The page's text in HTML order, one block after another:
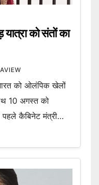
को संतों का
को ओलंपिक खेलों
10 अगस्त को
पहले कैबिनेट मंत्री…